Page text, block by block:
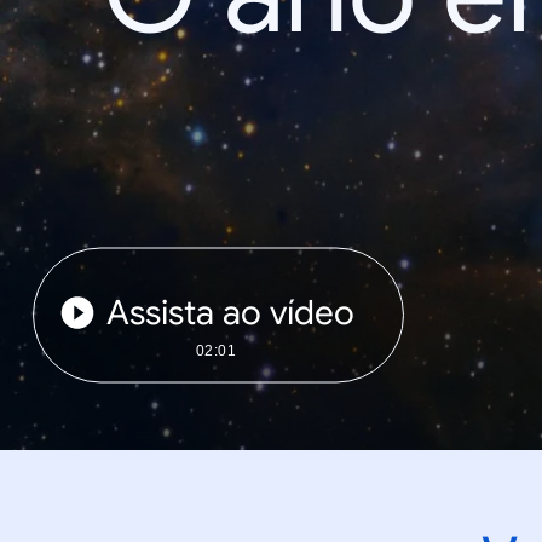
Assista ao vídeo
02:01